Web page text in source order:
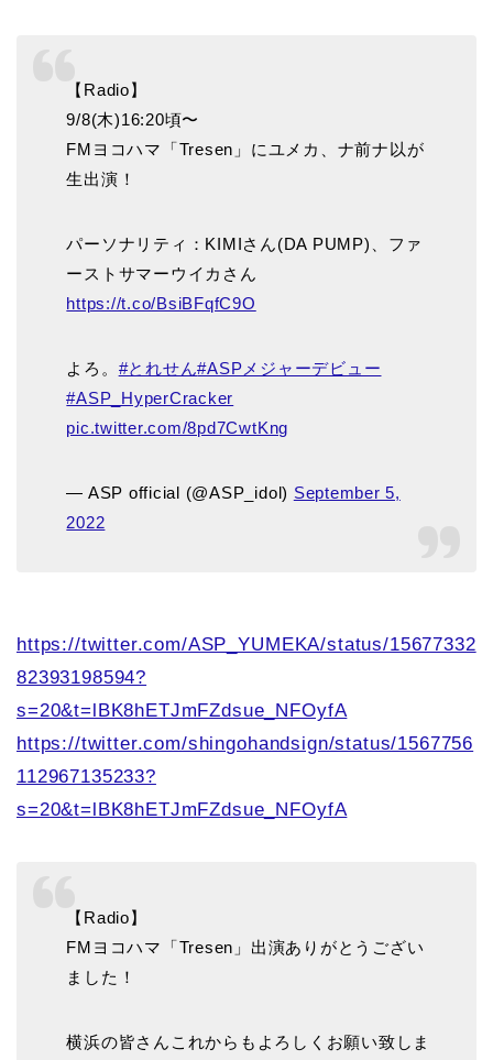
【Radio】
9/8(木)16:20頃〜
FMヨコハマ「Tresen」にユメカ、ナ前ナ以が
生出演！
パーソナリティ：KIMIさん(DA PUMP)、ファ
ーストサマーウイカさん
https://t.co/BsiBFqfC9O
よろ。 #とれせん#ASPメジャーデビュー
#ASP_HyperCracker
pic.twitter.com/8pd7CwtKng
— ASP official (@ASP_idol) September 5,
2022
https://twitter.com/ASP_YUMEKA/status/15677332
82393198594?
s=20&t=lBK8hETJmFZdsue_NFOyfA
https://twitter.com/shingohandsign/status/1567756
112967135233?
s=20&t=lBK8hETJmFZdsue_NFOyfA
【Radio】
FMヨコハマ「Tresen」出演ありがとうござい
ました！
横浜の皆さんこれからもよろしくお願い致しま